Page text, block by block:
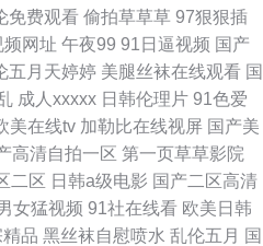
免费观看 偷拍草草草 97狠狠插
频网址 午夜99 91日逼视频 国产
五月天婷婷 美腿丝袜在线观看 国
成人xxxxx 日韩伦理片 91色爱
美在线tv 加勒比在线视屏 国产美
高清自拍一区 第一页草草影院
二区 日韩a级电影 国产二区高清
女猛视频 91社在线看 欧美日韩
品 黑丝袜自慰喷水 乱伦五月 国